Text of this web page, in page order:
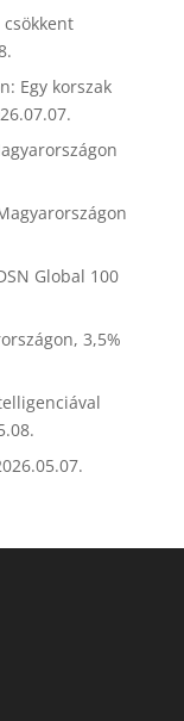
Egy korszak
Global 100
3,5%